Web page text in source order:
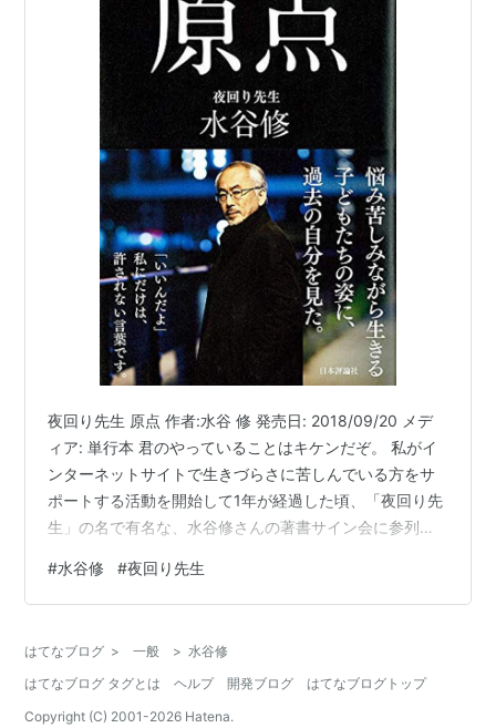
夜回り先生 原点 作者:水谷 修 発売日: 2018/09/20 メデ
ィア: 単行本 君のやっていることはキケンだぞ。 私がイ
ンターネットサイトで生きづらさに苦しんでいる方をサ
ポートする活動を開始して1年が経過した頃、「夜回り先
生」の名で有名な、水谷修さんの著書サイン会に参列し
ましたが、短い時間ながら、今でも水谷先生と会話した
時のことが鮮明に残っています。 私の原点回帰とも言え
だった私は、若者の為に命を懸けてまで尽力されている
水谷先生ならば、私の活動を理解して励ましてもらえる
のではないかとい…
#水谷修 #夜回り先生
はてなブログ > 一般 > 水谷修
はてなブログ タグとは
ヘルプ 開発ブログ
はてなブログトップ
Copyright (C) 2001-2026 Hatena.